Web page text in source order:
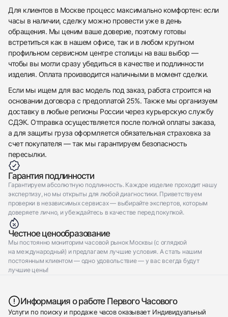
Для клиентов в Москве процесс максимально комфортен: если
часы в наличии, сделку можно провести уже в день
обращения. Мы ценим ваше доверие, поэтому готовы
встретиться как в нашем офисе, так и в любом крупном
профильном сервисном центре столицы на ваш выбор —
чтобы вы могли сразу убедиться в качестве и подлинности
изделия. Оплата производится наличными в момент сделки.
Если мы ищем для вас модель под заказ, работа строится на
основании договора с предоплатой 25%. Также мы организуем
доставку в любые регионы России через курьерскую службу
СДЭК. Отправка осуществляется после полной оплаты заказа,
а для защиты груза оформляется обязательная страховка за
счет покупателя — так мы гарантируем безопасность
пересылки.
Гарантия подлинности
Гарантируем абсолютную подлинность. Каждое изделие проходит нашу
экспертизу, но мы открыты для любой диагностики. Приветствуем
проверки в независимых сервисах — выбирайте экспертов, которым
доверяете лично, и убеждайтесь в качестве перед покупкой.
Честное ценообразование
Мы постоянно мониторим часовой рынок Москвы (с оглядкой
на международный) и предлагаем лучшие условия. А стать нашим
постоянным клиентом — одно удовольствие — у вас всегда будут
лучшие цены!
Информация о работе Первого Часового
Услуги по поиску и продаже часов оказывает Индивидуальный